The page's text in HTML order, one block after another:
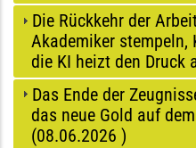
Die Rückkehr der
Akademiker stempeln,
die KI heizt den Druck
Das Ende der
das neue Gold auf
(08.06.2026 )